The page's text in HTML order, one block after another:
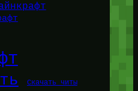
Скачать читы